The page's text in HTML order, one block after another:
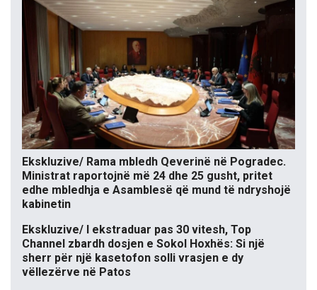
Ekskluzive/ Rama mbledh Qeverinë në Pogradec.
Ministrat raportojnë më 24 dhe 25 gusht, pritet
edhe mbledhja e Asamblesë që mund të ndryshojë
kabinetin
Ekskluzive/ I ekstraduar pas 30 vitesh, Top
Channel zbardh dosjen e Sokol Hoxhës: Si një
sherr për një kasetofon solli vrasjen e dy
vëllezërve në Patos